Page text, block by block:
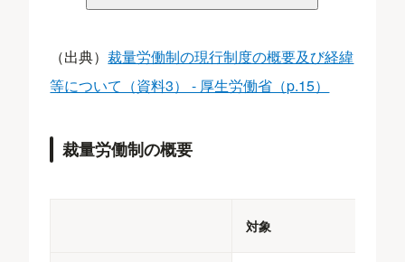
（出典）裁量労働制の現行制度の概要及び経緯
等について（資料3） - 厚生労働省（p.15）
裁量労働制の概要
対象